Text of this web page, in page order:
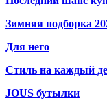
Зимняя подборка
Для него
Стиль на каждый
JOUS бутылки